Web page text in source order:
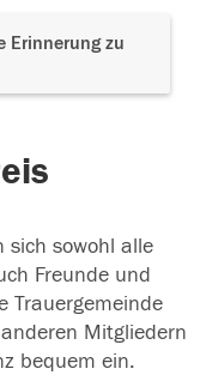
Erinnerung zu
sich sowohl alle
Freunde und
Trauergemeinde
Mitgliedern
bequem ein.